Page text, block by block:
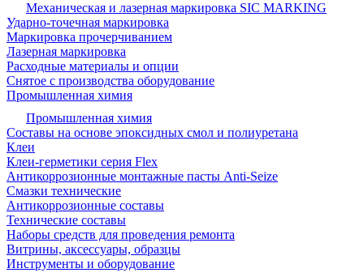
Механическая и лазерная маркировка SIC MARKING
Ударно-точечная маркировка
Маркировка прочерчиванием
Лазерная маркировка
Расходные материалы и опции
Снятое с производства оборудование
Промышленная химия
Промышленная химия
Составы на основе эпоксидных смол и полиуретана
Клеи
Клеи-герметики серия Flex
Антикоррозионные монтажные пасты Anti-Seize
Смазки технические
Антикоррозионные составы
Технические составы
Наборы средств для проведения ремонта
Витрины, аксессуары, образцы
Инструменты и оборудование